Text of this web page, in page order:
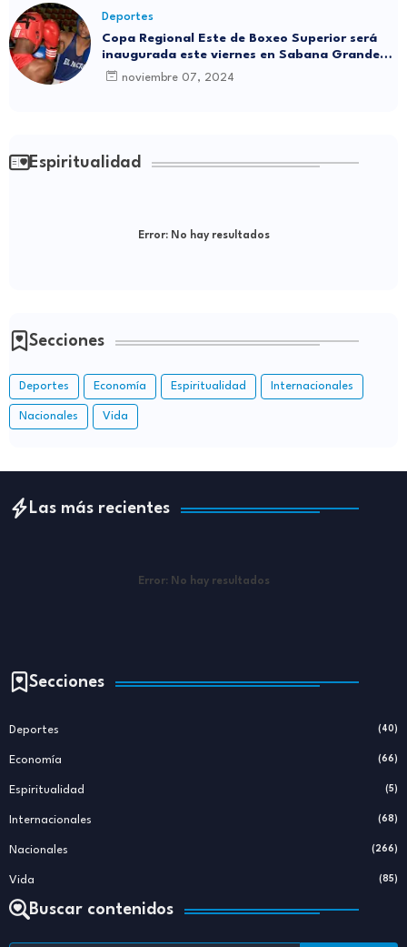
Deportes
Copa Regional Este de Boxeo Superior será
inaugurada este viernes en Sabana Grande
de Boyá
noviembre 07, 2024
Espiritualidad
Error:No hay resultados
Secciones
Deportes Economía Espiritualidad Internacionales
Nacionales Vida
Las más recientes
Error: No hay resultados
Secciones
Deportes (40)
Economía (66)
Espiritualidad (5)
Internacionales (68)
Nacionales (266)
Vida (85)
Buscar contenidos